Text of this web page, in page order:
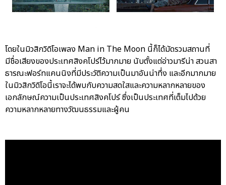
โดยในมิวสิกวิดิโอเพลง Man in The Moon นี้ก็ได้มัดรวมสถานที่
มีชื่อเสียงของประเทศสิงคโปร์ไว้มากมาย นับตั้งแต่อ่าวมารีน่า สวนสา
ธารณะฟอร์ทแคนนิงที่มีประวัติความเป็นมาอันน่าทึ่ง และอีกมากมาย
ในมิวสิกวิดิโอนี้เราจะได้พบกับความสดใสและความหลากหลายของ
เอกลักษณ์ความเป็นประเทศสิงคโปร์ ซึ่งเป็นประเทศที่เต็มไปด้วย
ความหลากหลายทางวัฒนธรรมและผู้คน